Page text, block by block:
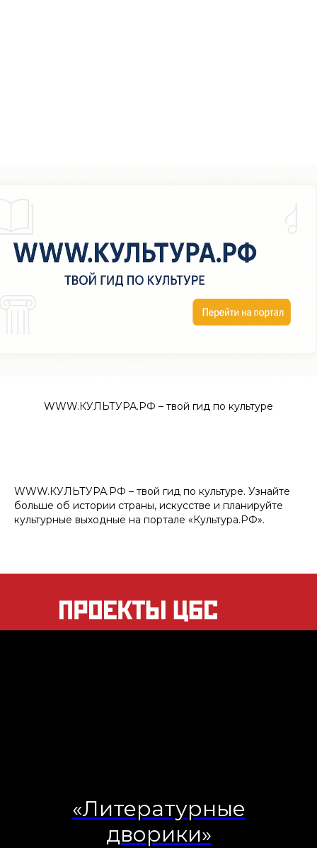
WWW.КУЛЬТУРА.РФ – твой гид по культуре
WWW.КУЛЬТУРА.РФ – твой гид по культуре. Узнайте
больше об истории страны, искусстве и планируйте
культурные выходные на портале «Культура.РФ».
«Литературные
дворики»